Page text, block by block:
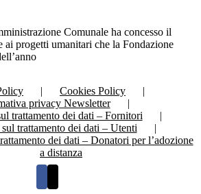
Comunale ha concesso il
ai progetti umanitari che la Fondazione
Cookies Policy
privacy Newsletter
trattamento dei dati – Fornitori
trattamento dei dati – Utenti
dei dati – Donatori per l’adozione
a distanza